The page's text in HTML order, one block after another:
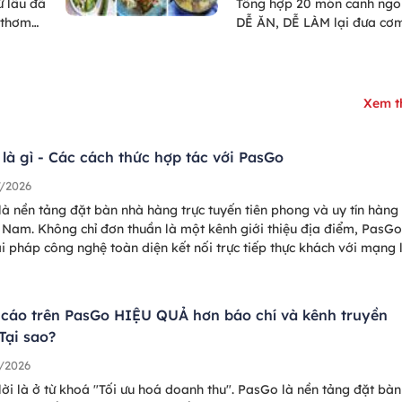
tốt
loại
bài
nha!
DỄ ĂN, DỄ LÀM lại đưa
Xem
là gì - Các cách thức hợp tác với PasGo
2026
nền tảng đặt bàn nhà hàng trực tuyến tiên phong và uy tín hàng
Không chỉ đơn thuần là một kênh giới thiệu địa điểm,
pháp công nghệ toàn diện kết nối trực tiếp thực khách với mạng
trên PasGo HIỆU QUẢ hơn báo chí và kênh truyền
sao?
là ở từ khoá "Tối ưu hoá doanh thu". PasGo là nền tảng đặt bàn